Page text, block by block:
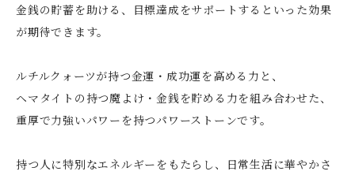
金銭の貯蓄を助ける、目標達成をサポートするといった効果
が期待できます。
ルチルクォーツが持つ金運・成功運を高める力と、
ヘマタイトの持つ魔よけ・金銭を貯める力を組み合わせた、
重厚で力強いパワーを持つパワーストーンです。
持つ人に特別なエネルギーをもたらし、日常生活に華やかさ